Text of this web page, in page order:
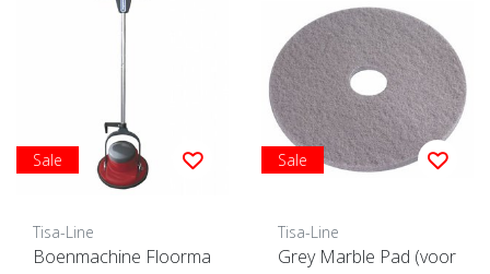
Sale
Tisa-Line
Boenmachine Floorma
Sale
Tisa-Line
Grey Marble Pad (voor